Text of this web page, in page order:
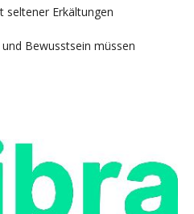
seltener Erkältungen
Bewusstsein müssen